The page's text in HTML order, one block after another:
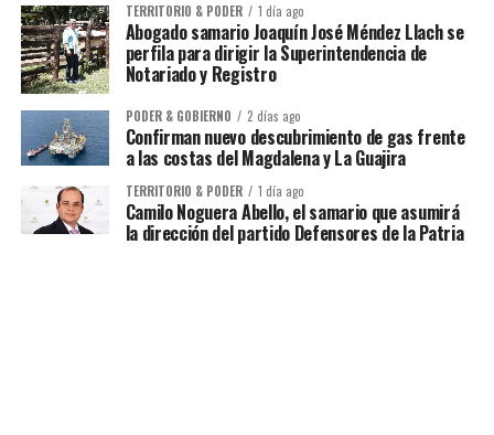
TERRITORIO & PODER 1 día ago
Abogado samario Joaquín José Méndez Llach se
perfila para dirigir la Superintendencia de
Notariado y Registro
PODER & GOBIERNO 2 días ago
Confirman nuevo descubrimiento de gas frente
a las costas del Magdalena y La Guajira
TERRITORIO & PODER 1 día ago
Camilo Noguera Abello, el samario que asumirá
la dirección del partido Defensores de la Patria